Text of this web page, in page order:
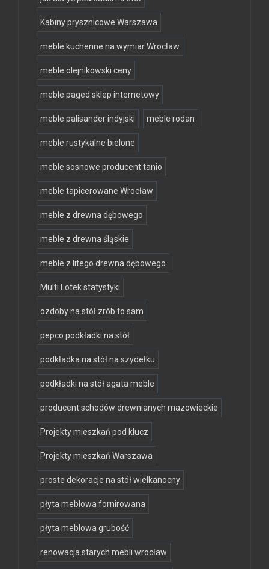
Kabiny prysznicowe Warszawa
meble kuchenne na wymiar Wrocław
meble olejnikowski ceny
meble paged sklep internetowy
meble palisander indyjski meble rodan
meble rustykalne bielone
meble sosnowe producent tanio
meble tapicerowane Wrocław
meble z drewna dębowego
meble z drewna śląskie
meble z litego drewna dębowego
Multi Lotek statystyki
ozdoby na stół zrób to sam
pepco podkładki na stół
podkładka na stół na szydełku
podkładki na stół agata meble
producent schodów drewnianych mazowieckie
Projekty mieszkań pod klucz
Projekty mieszkań Warszawa
proste dekoracje na stół wielkanocny
płyta meblowa fornirowana
płyta meblowa grubość
renowacja starych mebli wrocław